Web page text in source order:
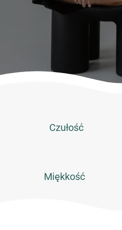
Czułość
Miękkość